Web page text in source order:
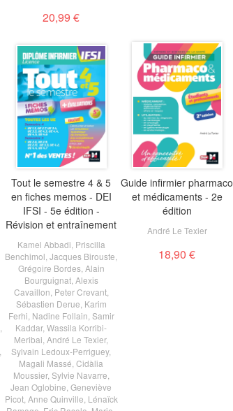
20,99 €
Tout le semestre 4 & 5
en fiches memos - DEI
IFSI - 5e édition -
Révision et entraînement
Kamel Abbadi Priscilla
Benchimol Jacques Birouste
Grégoire Bordes, Alain
Bourguignat, Alexis
Cavaillon Peter Crevant,
Sébastien Derue Karim
Ferhi Nadine Follain Samir
Kaddar, Wassila Korribi-
Meribai André Le Texier,
Sylvain Ledoux-Perriguey,
Magali Massé Cidàlia
Moussier, Sylvie Navarre
Jean Oglobine Geneviève
Picot, Anne Quinville Lénaïck
Guide infirmier pharmaco
et médicaments - 2e
édition
André Le Texier
18,90 €